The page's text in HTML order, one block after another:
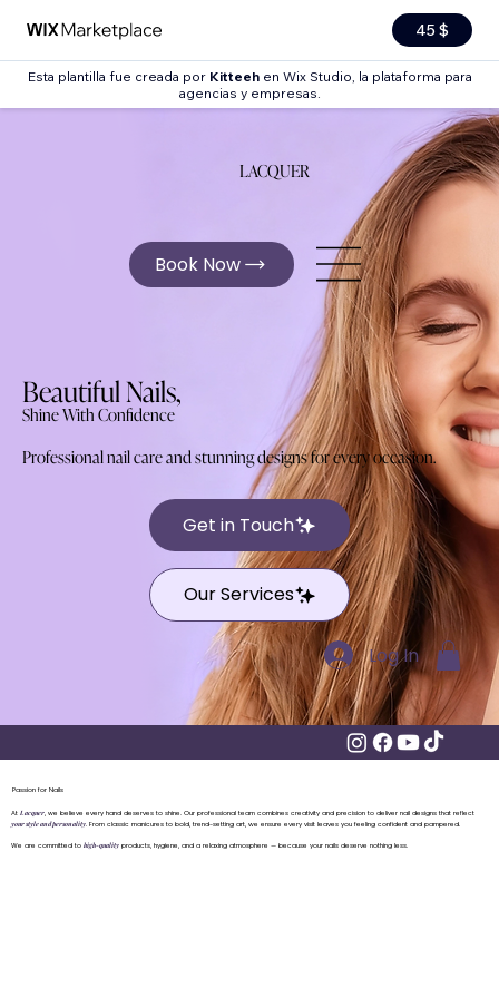
45 $
Esta plantilla fue creada por Kitteehen Wix Studio, la plataforma para
agencias y empresas.